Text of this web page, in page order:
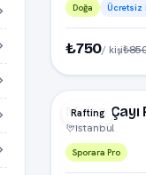
Doğa Ücretsiz
₺750/ kişi
Rafting
Melen
İstanbul
Sporara Pro